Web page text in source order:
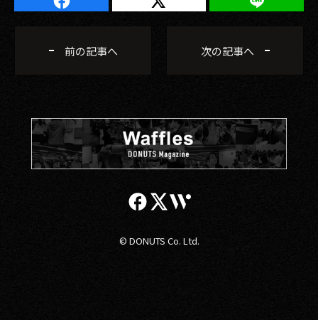
前の記事へ 次の記事へ
© DONUTS Co. Ltd.